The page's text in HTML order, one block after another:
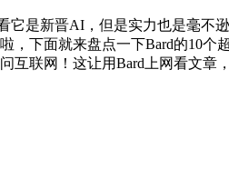
是新晋AI，但是实力也是毫不
下面就来盘点一下Bard的10个
联网！这让用Bard上网看文章